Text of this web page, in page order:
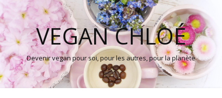
VEGAN CHLOÉ
Devenir vegan pour soi, pour les autres, pour la planète